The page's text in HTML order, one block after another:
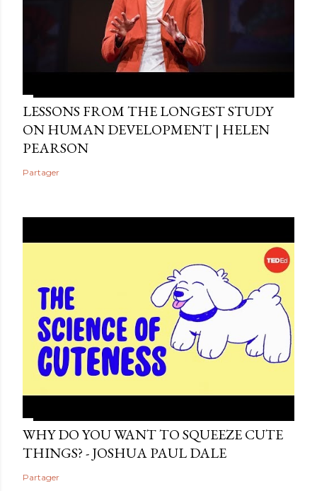
LESSONS FROM THE LONGEST STUDY
ON HUMAN DEVELOPMENT | HELEN
PEARSON
Partager
WHY DO YOU WANT TO SQUEEZE CUTE
THINGS? - JOSHUA PAUL DALE
Partager